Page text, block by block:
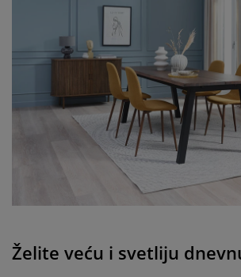
Želite veću i svetliju